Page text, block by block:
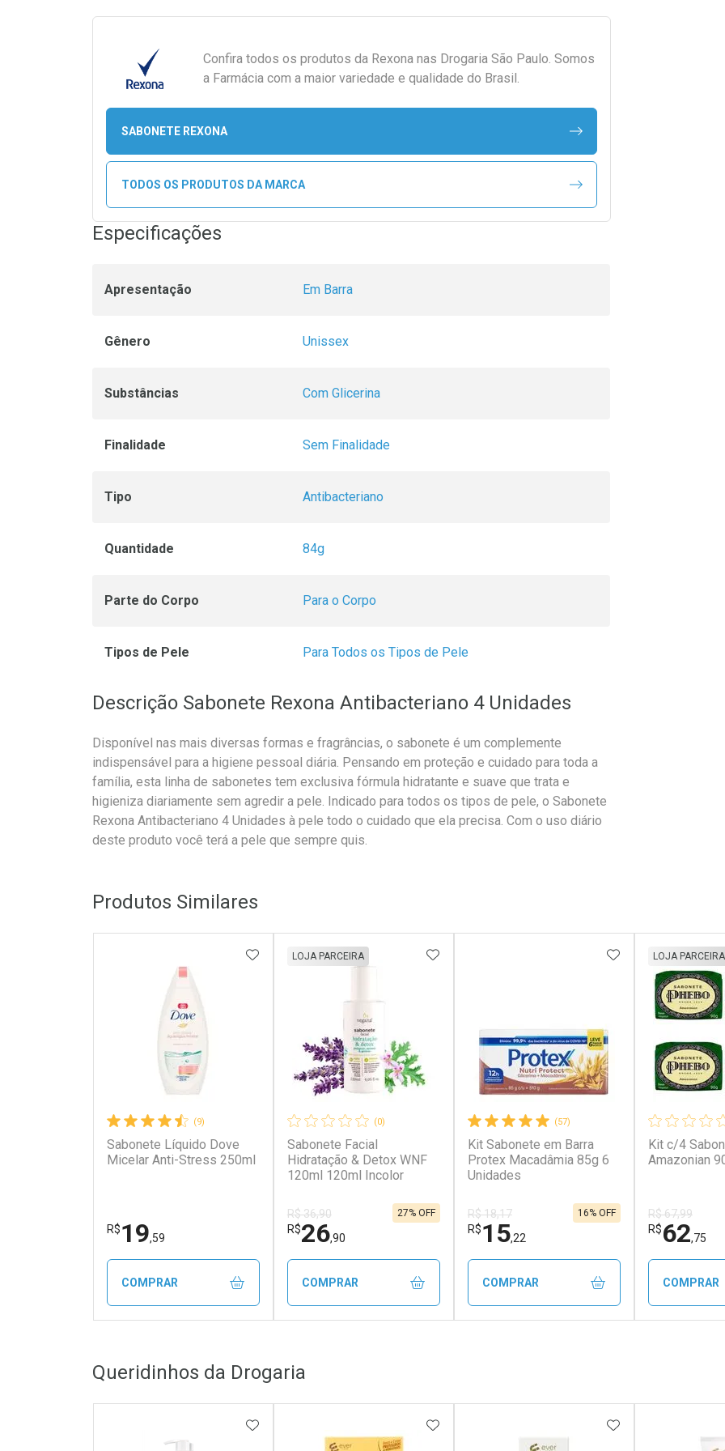
Confira todos os produtos da Rexona nas Drogaria São Paulo. Somos
a Farmácia com a maior variedade e qualidade do Brasil.
SABONETE REXONA
TODOS OS PRODUTOS DA MARCA
Especificações
Apresentação Em Barra
Gênero Unissex
Substâncias Com Glicerina
Finalidade Sem Finalidade
Tipo Antibacteriano
Quantidade 84g
Parte do Corpo Para o Corpo
Tipos de Pele Para Todos os Tipos de Pele
Descrição Sabonete Rexona Antibacteriano 4 Unidades
Disponível nas mais diversas formas e fragrâncias, o sabonete é um complemente
indispensável para a higiene pessoal diária. Pensando em proteção e cuidado para toda a
família, esta linha de sabonetes tem exclusiva fórmula hidratante e suave que trata e
higieniza diariamente sem agredir a pele. Indicado para todos os tipos de pele, o Sabonete
Rexona Antibacteriano 4 Unidades à pele todo o cuidado que ela precisa. Com o uso diário
deste produto você terá a pele que sempre quis.
Produtos Similares
(9)
Sabonete Líquido Dove
Micelar Anti-Stress 250ml
R$19,59
ADICIONAR AOS FAVORITOS
COMPRAR
Laboratório
Por Menos
(0)
Sabonete Facial
Hidratação & Detox WNF
120ml 120ml Incolor
LOJA PARCEIRA
R$ 36,90
R$26,90
27% OFF
ADICIONAR AOS FAVORITOS
COMPRAR
Laboratório
Por Menos
(57)
Kit Sabonete em Barra
Protex Macadâmia 85g 6
Unidades
R$ 18,17
R$15,22
16% OFF
ADICIONAR AOS
COMPRAR
Kit c/4
Amazonian
LOJA PARCEIRA
R$ 67,99
R$62,75
COMPRAR
Queridinhos da Drogaria
ADICIONAR AOS FAVORITOSADICIONAR AOS FAVORITOSADICIONAR AOS